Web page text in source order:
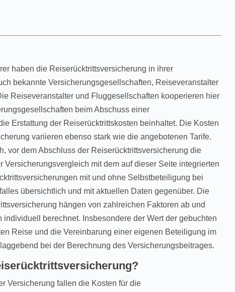
haben die Reiserücktrittsversicherung in ihrer
bekannte Versicherungsgesellschaften, Reiseveranstalter
Reiseveranstalter und Fluggesellschaften kooperieren hier
beim Abschuss einer
Erstattung der Reiserücktrittskosten beinhaltet. Die Kosten
variieren ebenso stark wie die angebotenen Tarife.
vor dem Abschluss der Reiserücktrittsversicherung die
Versicherungsvergleich mit dem auf dieser Seite integrierten
mit und ohne Selbstbeteiligung bei
übersichtlich und mit aktuellen Daten gegenüber. Die
hängen von zahlreichen Faktoren ab und
individuell berechnet. Insbesondere der Wert der gebuchten
Reise und die Vereinbarung einer eigenen Beteiligung im
bei der Berechnung des Versicherungsbeitrages.
Versicherung fallen die Kosten für die